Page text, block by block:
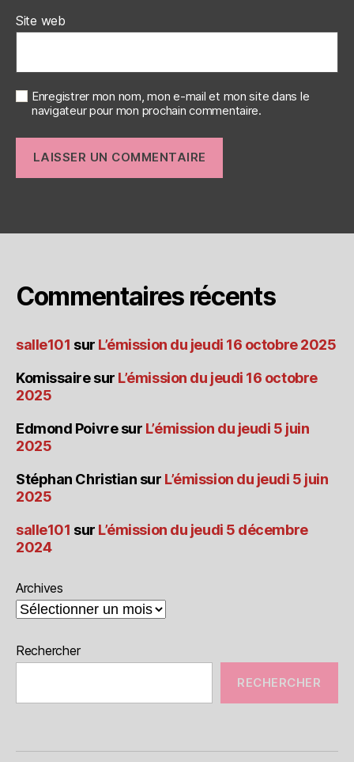
Site web
Enregistrer mon nom, mon e-mail et mon site dans le
navigateur pour mon prochain commentaire.
Commentaires récents
salle101 sur L’émission du jeudi 16 octobre 2025
Komissairesur L’émission du jeudi 16 octobre
2025
Edmond Poivresur L’émission du jeudi 5 juin
2025
Stéphan Christian sur L’émission du jeudi 5 juin
2025
salle101 sur L’émission du jeudi 5 décembre
2024
Archives
Rechercher
RECHERCHER